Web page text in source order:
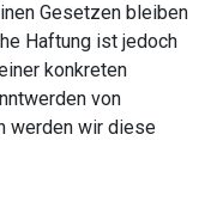
Gesetzen bleiben
Haftung ist jedoch
konkreten
von
werden wir diese